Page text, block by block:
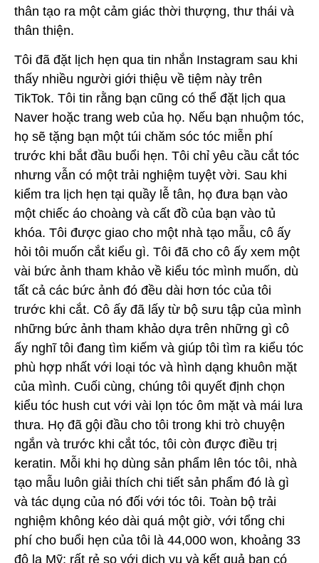
thân tạo ra một cảm giác thời thượng, thư thái và
thân thiện.
Tôi đã đặt lịch hẹn qua tin nhắn Instagram sau khi
thấy nhiều người giới thiệu về tiệm này trên
TikTok. Tôi tin rằng bạn cũng có thể đặt lịch qua
Naver hoặc trang web của họ. Nếu bạn nhuộm tóc,
họ sẽ tặng bạn một túi chăm sóc tóc miễn phí
trước khi bắt đầu buổi hẹn. Tôi chỉ yêu cầu cắt tóc
nhưng vẫn có một trải nghiệm tuyệt vời. Sau khi
kiểm tra lịch hẹn tại quầy lễ tân, họ đưa bạn vào
một chiếc áo choàng và cất đồ của bạn vào tủ
khóa. Tôi được giao cho một nhà tạo mẫu, cô ấy
hỏi tôi muốn cắt kiểu gì. Tôi đã cho cô ấy xem một
vài bức ảnh tham khảo về kiểu tóc mình muốn, dù
tất cả các bức ảnh đó đều dài hơn tóc của tôi
trước khi cắt. Cô ấy đã lấy từ bộ sưu tập của mình
những bức ảnh tham khảo dựa trên những gì cô
ấy nghĩ tôi đang tìm kiếm và giúp tôi tìm ra kiểu tóc
phù hợp nhất với loại tóc và hình dạng khuôn mặt
của mình. Cuối cùng, chúng tôi quyết định chọn
kiểu tóc hush cut với vài lọn tóc ôm mặt và mái lưa
thưa. Họ đã gội đầu cho tôi trong khi trò chuyện
ngắn và trước khi cắt tóc, tôi còn được điều trị
keratin. Mỗi khi họ dùng sản phẩm lên tóc tôi, nhà
tạo mẫu luôn giải thích chi tiết sản phẩm đó là gì
và tác dụng của nó đối với tóc tôi. Toàn bộ trải
nghiệm không kéo dài quá một giờ, với tổng chi
phí cho buổi hẹn của tôi là 44,000 won, khoảng 33
đô la Mỹ; rất rẻ so với dịch vụ và kết quả bạn có